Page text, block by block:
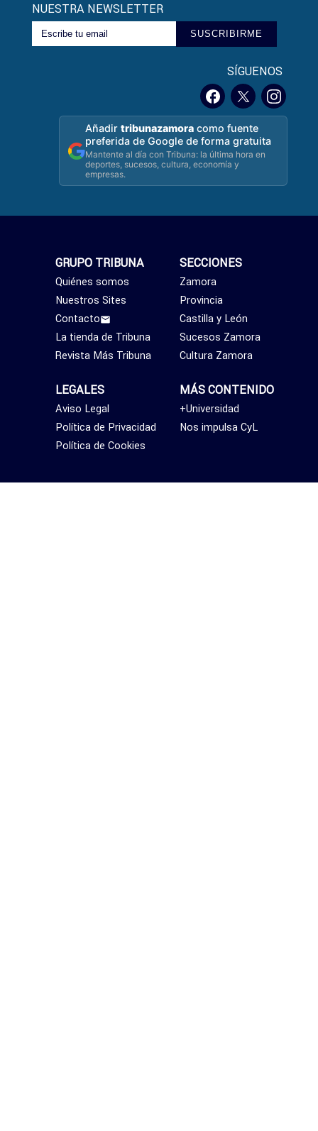
NUESTRA NEWSLETTER
SUSCRIBIRME
SÍGUENOS
Añadirtribunazamora como fuente
preferida de Google de forma gratuita
Mantente al día con Tribuna: la última hora en
deportes, sucesos, cultura, economía y
empresas.
SECCIONES
Zamora
Provincia
Castilla y León
Sucesos Zamora
Cultura Zamora
MÁS CONTENIDO
+Universidad
Nos impulsa CyL
GRUPO TRIBUNA
Quiénes somos
Nuestros Sites
Contacto
La tienda de Tribuna
Revista Más Tribuna
LEGALES
Aviso Legal
Política de Privacidad
Política de Cookies